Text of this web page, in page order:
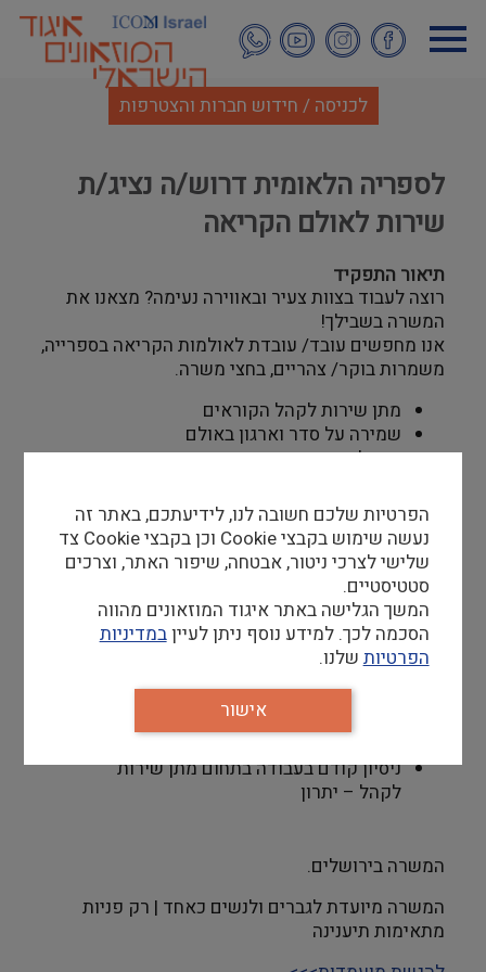
לתוכן
העיקרי
לכניסה / חידוש חברות והצטרפות
לספריה הלאומית דרוש/ה נציג/ת
שירות לאולם הקריאה
תיאור התפקיד
רוצה לעבוד בצוות צעיר ובאווירה נעימה? מצאנו את
המשרה בשבילך!
אנו מחפשים עובד/ עובדת לאולמות הקריאה בספרייה,
משמרות בוקר/ צהריים, בחצי משרה.
מתן שירות לקהל הקוראים
שמירה על סדר וארגון באולם
טיפול בהזמנות הקוראים
בציוד סריקה ובצילום
דרישות סף
סטודנט/ סטודנטית לתואר ראשון או שני.
יתרון להשכלה מתחום מדעי הרוח / ספרנות.
זמינות ל-3 משמרות שבועיות לפחות.
עבודה בימי שישי לסירוגין.
היקף משרה חודשי: 92 שעות ומעלה.
שפות: עברית ברמת שפת אם, אנגלית ברמה
טובה, שפות נוספות – יתרון
ניסיון קודם בעבודה בתחום מתן שירות
לקהל – יתרון
המשרה בירושלים.
המשרה מיועדת לגברים ולנשים כאחד | רק פניות
מתאימות תיענינה
הפרטיות שלכם חשובה לנו, לידיעתכם, באתר זה
נעשה שימוש בקבצי Cookie וכן בקבצי Cookie צד
שלישי לצרכי ניטור, אבטחה, שיפור האתר, וצרכים
סטטיסטיים.
המשך הגלישה באתר איגוד המוזאונים מהווה
הסכמה לכך. למידע נוסף ניתן לעייןבמדיניות
הפרטיותשלנו.
אישור